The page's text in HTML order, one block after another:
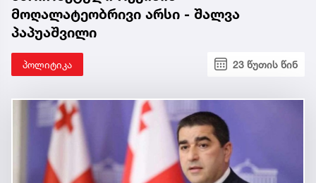
მოღალატეობრივი არსი - შალვა
პაპუაშვილი
პოლიტიკა 23 წუთის წინ